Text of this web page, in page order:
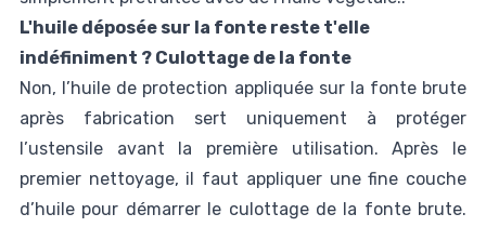
L'huile déposée sur la fonte reste t'elle
indéfiniment ? Culottage de la fonte
Non, l’huile de protection appliquée sur la fonte brute
après fabrication sert uniquement à protéger
l’ustensile avant la première utilisation. Après le
premier nettoyage, il faut appliquer une fine couche
d’huile pour démarrer le culottage de la fonte brute.